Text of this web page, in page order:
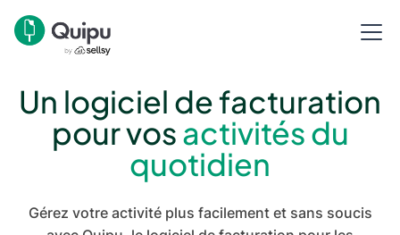
Un logiciel de facturation
pour vosactivités du
quotidien
Gérez votre activité plus facilement et sans soucis